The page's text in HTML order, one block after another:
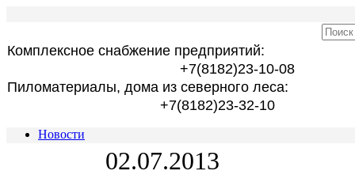
Комплексное снабжение предприятий:
+7(8182)23-10-08
Пиломатериалы, дома из северного леса:
+7(8182)23-32-10
Новости
02.07.2013